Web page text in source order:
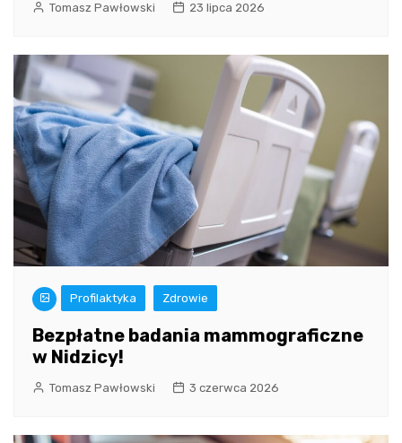
Tomasz Pawłowski 23 lipca 2026
Profilaktyka Zdrowie
Bezpłatne badania mammograficzne
w Nidzicy!
Tomasz Pawłowski 3 czerwca 2026